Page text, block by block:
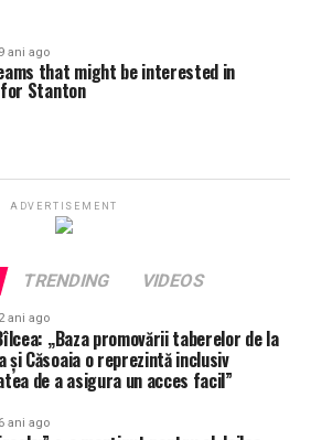
9 ani ago
that might be interested in
Stanton
ADVERTISEMENT
TRENDING VIDEOS
2 ani ago
„Baza promovării taberelor de la
și Căsoaia o reprezintă inclusiv
de a asigura un acces facil”
6 ani ago